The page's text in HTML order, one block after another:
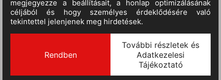
Méret:
41
Várható érkezés:
4-10 nap